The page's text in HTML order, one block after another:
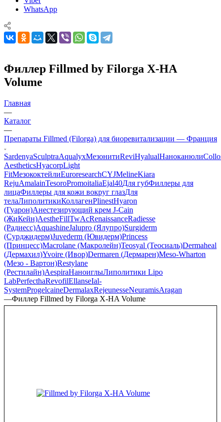
WhatsApp
Филлер Fillmed by Filorga X-HA
Volume
Главная
—
Каталог
—
Препараты Fillmed (Filorga) для биоревитализации — Франция
SardenyaSculptraAqualyxМезонитиReviHyalualНаноканюли
AestheticsHyacorpLight
FitМезококтейлиEuroresearchCYJMelineKiara
RejuAmalainTesoroPromoitaliaEjal40Для губФиллеры для
лицаФиллеры для кожи вокруг глазДля
телаЛиполитикиКоллагенPlinestHyaron
(Гуарон)Анестезирующий крем J-Cain
(ЖиКейн)AestheFillTwAcRenaissanceRadiesse
(Радиесс)AquashineJalupro (Ялупро)Surgiderm
(Сурджидерм)Juvederm (Ювидерм)Princess
(Принцесс)Macrolane (Макролейн)Teosyal (Теосиаль)Dermaheal
(Дермахил)Yvoire (Ивор)Dermaren (Дермарен)Meso-Wharton
(Мезо - Вартон)Restylane
(Рестилайн)AespiraНаноиглыЛиполитики Lipo
LabPerfecthaRevofilEllanseIal-
SystemProgelcaineDermalaxRejeunesseNeuramisAragan
—Филлер Fillmed by Filorga X-HA Volume